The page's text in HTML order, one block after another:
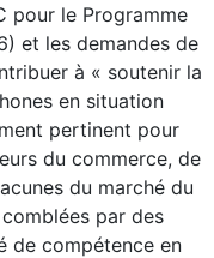
pour le Programme
et les demandes de
à « soutenir la
en situation
pertinent pour
du commerce, de
du marché du
par des
de compétence en